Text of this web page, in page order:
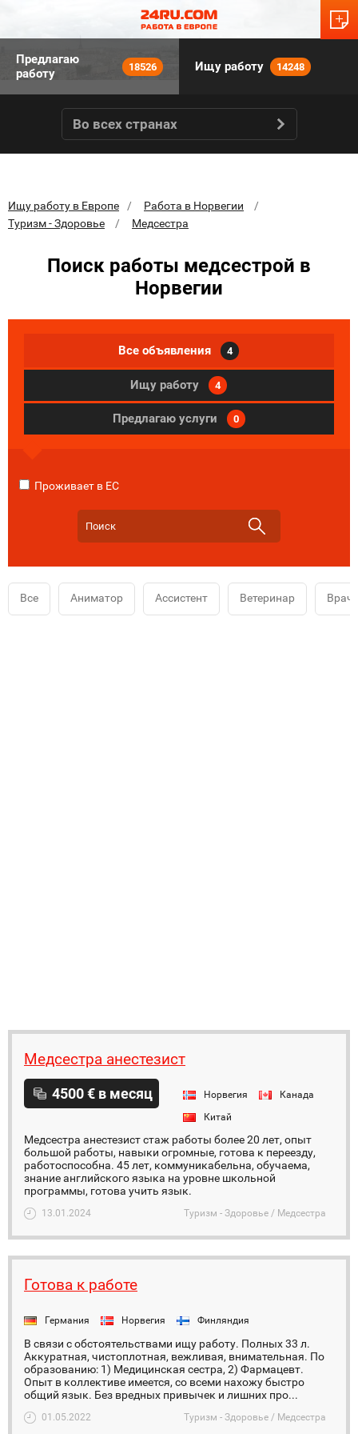
Предлагаю
работу
18526 Ищу работу 14248
Во всех странах
Ищу работу в Европе
Работа в Норвегии
Туризм - Здоровье
Медсестра
Поиск работы медсестрой в
Норвегии
Все объявления 4
Ищу работу 4
Предлагаю услуги 0
Проживает в ЕС
Все Аниматор Ассистент Ветеринар Врач
Медсестра анестезист
4500 € в месяц Норвегия
Канада
Китай
Медсестра анестезист стаж работы более 20 лет, опыт
большой работы, навыки огромные, готова к переезду,
работоспособна. 45 лет, коммуникабельна, обучаема,
знание английского языка на уровне школьной
программы, готова учить язык.
13.01.2024 Туризм - Здоровье / Медсестра
Готова к работе
Германия Норвегия Финляндия
В связи с обстоятельствами ищу работу. Полных 33 л.
Аккуратная, чистоплотная, вежливая, внимательная. По
образованию: 1) Медицинская сестра, 2) Фармацевт.
Опыт в коллективе имеется, со всеми нахожу быстро
общий язык. Без вредных привычек и лишних про...
01.05.2022 Туризм - Здоровье / Медсестра